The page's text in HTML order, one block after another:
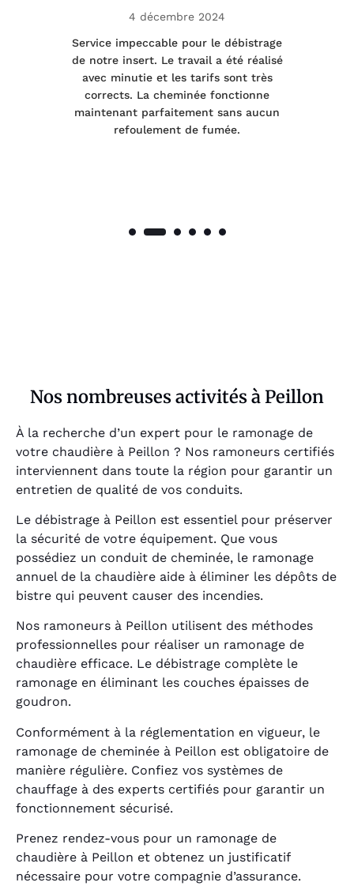
4 décembre 2024
Service impeccable pour le débistrage
de notre insert. Le travail a été réalisé
avec minutie et les tarifs sont très
corrects. La cheminée fonctionne
maintenant parfaitement sans aucun
refoulement de fumée.
Nos nombreuses activités à Peillon
À la recherche d’un expert pour le ramonage de
votre chaudière à Peillon ? Nos ramoneurs certifiés
interviennent dans toute la région pour garantir un
entretien de qualité de vos conduits.
Le débistrage à Peillon est essentiel pour préserver
la sécurité de votre équipement. Que vous
possédiez un conduit de cheminée, le ramonage
annuel de la chaudière aide à éliminer les dépôts de
bistre qui peuvent causer des incendies.
Nos ramoneurs à Peillon utilisent des méthodes
professionnelles pour réaliser un ramonage de
chaudière efficace. Le débistrage complète le
ramonage en éliminant les couches épaisses de
goudron.
Conformément à la réglementation en vigueur, le
ramonage de cheminée à Peillon est obligatoire de
manière régulière. Confiez vos systèmes de
chauffage à des experts certifiés pour garantir un
fonctionnement sécurisé.
Prenez rendez-vous pour un ramonage de
chaudière à Peillon et obtenez un justificatif
nécessaire pour votre compagnie d’assurance.